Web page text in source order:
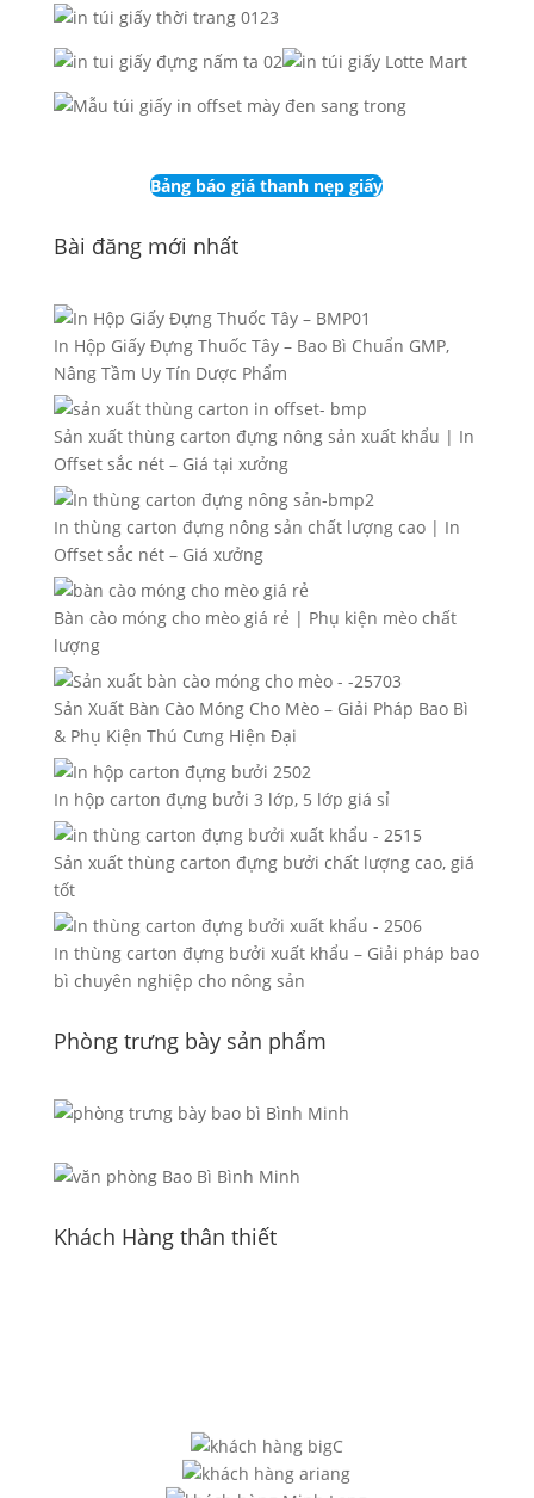
Bảng báo giá thanh nẹp giấy
Bài đăng mới nhất
In Hộp Giấy Đựng Thuốc Tây – Bao Bì Chuẩn GMP,
Nâng Tầm Uy Tín Dược Phẩm
Sản xuất thùng carton đựng nông sản xuất khẩu | In
Offset sắc nét – Giá tại xưởng
In thùng carton đựng nông sản chất lượng cao | In
Offset sắc nét – Giá xưởng
Bàn cào móng cho mèo giá rẻ | Phụ kiện mèo chất
lượng
Sản Xuất Bàn Cào Móng Cho Mèo – Giải Pháp Bao Bì
& Phụ Kiện Thú Cưng Hiện Đại
In hộp carton đựng bưởi 3 lớp, 5 lớp giá sỉ
Sản xuất thùng carton đựng bưởi chất lượng cao, giá
tốt
In thùng carton đựng bưởi xuất khẩu – Giải pháp bao
bì chuyên nghiệp cho nông sản
Phòng trưng bày sản phẩm
Khách Hàng thân thiết